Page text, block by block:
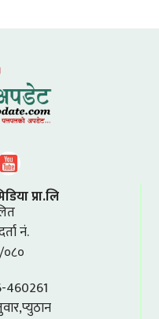
प्रा.लि
नं.
460261